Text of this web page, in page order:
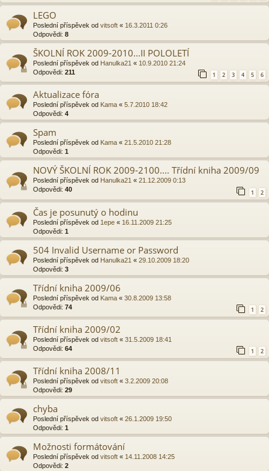
LEGO
Poslední příspěvek od vitsoft « 16.3.2011 0:26
Odpovědi: 8
ŠKOLNÍ ROK 2009-2010...II POLOLETÍ
Poslední příspěvek od Hanulka21 « 10.9.2010 21:24
Odpovědi: 211 1 2 3 4 5 6
Aktualizace fóra
Poslední příspěvek od Kama « 5.7.2010 18:42
Odpovědi: 4
Spam
Poslední příspěvek od Kama « 21.5.2010 21:28
Odpovědi: 1
NOVÝ ŠKOLNÍ ROK 2009-2100.... Třídní kniha 2009/09
Poslední příspěvek od Hanulka21 « 21.12.2009 0:13
Odpovědi: 40 1 2
Čas je posunutý o hodinu
Poslední příspěvek od 1epe « 16.11.2009 21:25
Odpovědi: 1
504 Invalid Username or Password
Poslední příspěvek od Hanulka21 « 29.10.2009 18:20
Odpovědi: 3
Třídní kniha 2009/06
Poslední příspěvek od Kama « 30.8.2009 13:58
Odpovědi: 74 1 2
Třídní kniha 2009/02
Poslední příspěvek od vitsoft « 31.5.2009 18:41
Odpovědi: 64 1 2
Třídní kniha 2008/11
Poslední příspěvek od vitsoft « 3.2.2009 20:08
Odpovědi: 29
chyba
Poslední příspěvek od vitsoft « 26.1.2009 19:50
Odpovědi: 1
Možnosti formátování
Poslední příspěvek od vitsoft « 14.11.2008 14:25
Odpovědi: 2